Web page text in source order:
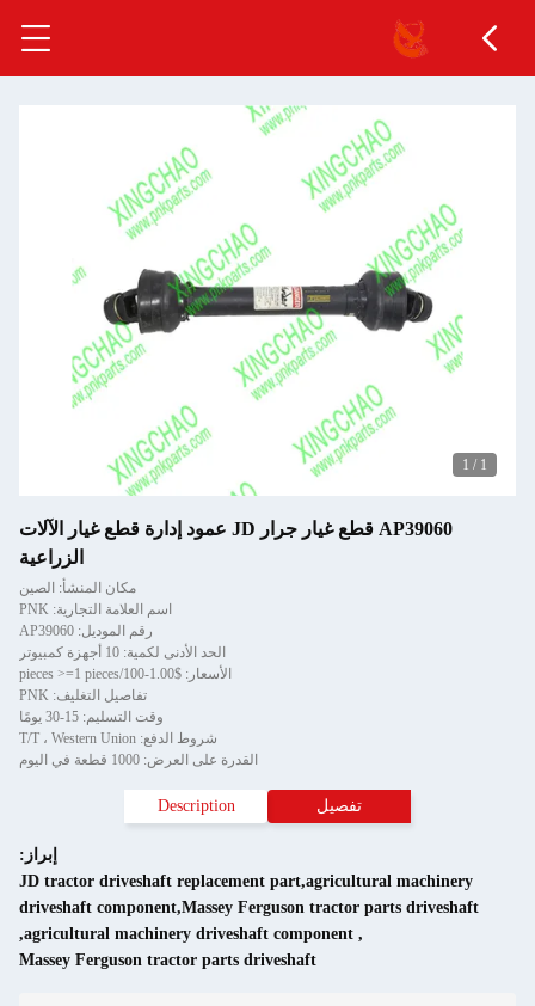
1
/
1
AP39060 قطع غيار جرار JD عمود إدارة قطع غيار الآلات
الزراعية
مكان المنشأ: الصين
اسم العلامة التجارية: PNK
رقم الموديل: AP39060
الحد الأدنى لكمية: 10 أجهزة كمبيوتر
الأسعار: $1.00-100/pieces >=1 pieces
تفاصيل التغليف: PNK
وقت التسليم: 15-30 يومًا
شروط الدفع: T/T ، Western Union
القدرة على العرض: 1000 قطعة في اليوم
تفصيل Description
إبراز:
JD tractor driveshaft replacement part,agricultural machinery
driveshaft component,Massey Ferguson tractor parts driveshaft
,
agricultural machinery driveshaft component
,
Massey Ferguson tractor parts driveshaft